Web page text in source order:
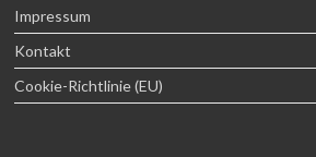
Impressum
Kontakt
Cookie-Richtlinie (EU)